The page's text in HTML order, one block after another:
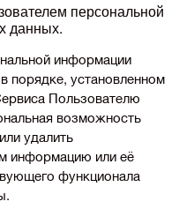
персональной
данных.
информации
порядке, установленном
Пользователю
возможность
удалить
информацию или её
функционала